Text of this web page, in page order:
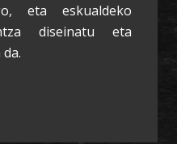
eta eskualdeko
diseinatu eta